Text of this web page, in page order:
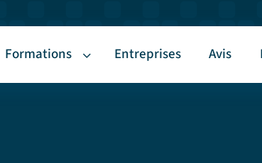
Formations Entreprises Avis